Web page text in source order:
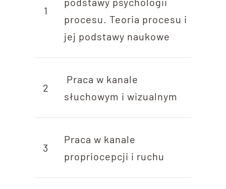
1
procesu. Teoria procesu i
jej podstawy naukowe
2
Praca w kanale
słuchowym i wizualnym
3
Praca w kanale
propriocepcji i ruchu